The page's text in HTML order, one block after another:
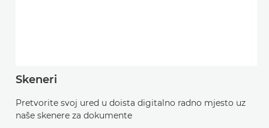
Skeneri
Pretvorite svoj ured u doista digitalno radno mjesto uz
naše skenere za dokumente